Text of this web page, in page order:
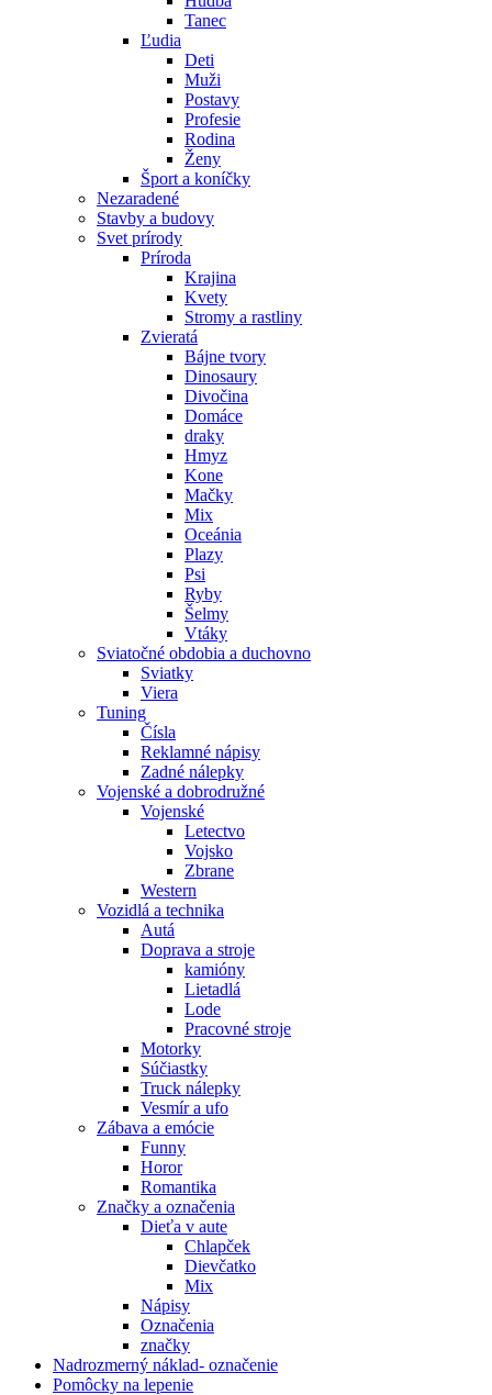
Tanec
Ľudia
Deti
Muži
Postavy
Profesie
Rodina
Ženy
Šport a koníčky
Nezaradené
Stavby a budovy
Svet prírody
Príroda
Krajina
Kvety
Stromy a rastliny
Zvieratá
Bájne tvory
Dinosaury
Divočina
Domáce
draky
Hmyz
Kone
Mačky
Mix
Oceánia
Plazy
Psi
Ryby
Šelmy
Vtáky
Sviatočné obdobia a duchovno
Sviatky
Viera
Tuning
Čísla
Reklamné nápisy
Zadné nálepky
Vojenské a dobrodružné
Vojenské
Letectvo
Vojsko
Zbrane
Western
Vozidlá a technika
Autá
Doprava a stroje
kamióny
Lietadlá
Lode
Pracovné stroje
Motorky
Súčiastky
Truck nálepky
Vesmír a ufo
Zábava a emócie
Funny
Horor
Romantika
Značky a označenia
Dieťa v aute
Chlapček
Dievčatko
Mix
Nápisy
Označenia
značky
Nadrozmerný náklad- označenie
Pomôcky na lepenie